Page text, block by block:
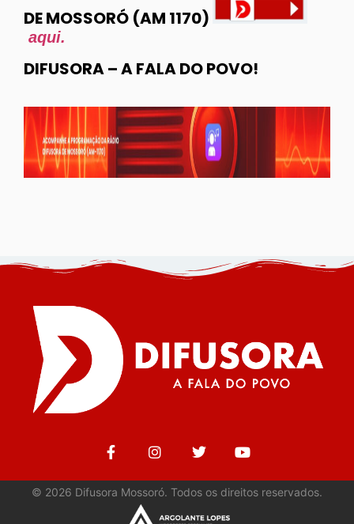
DE MOSSORÓ (AM 1170)
aqui.
DIFUSORA – A FALA DO POVO!
© 2026 Difusora Mossoró. Todos os direitos reservados.